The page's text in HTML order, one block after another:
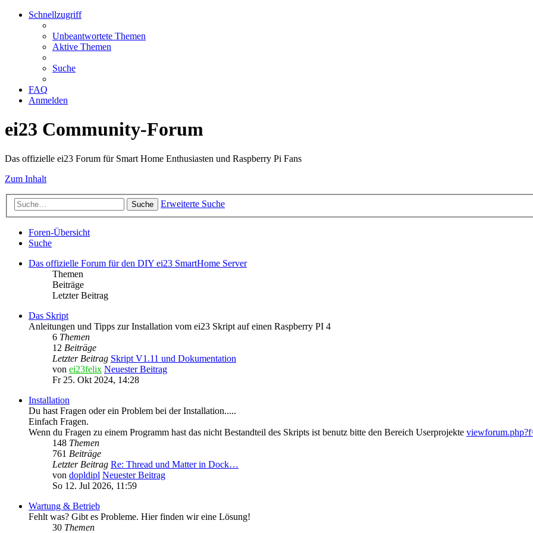
Schnellzugriff
Unbeantwortete Themen
Aktive Themen
Suche
FAQ
Anmelden
ei23 Community-Forum
Das offizielle ei23 Forum für Smart Home Enthusiasten und Raspberry Pi Fans
Zum Inhalt
Suche Erweiterte Suche
Foren-Übersicht
Suche
Das offizielle Forum für den DIY ei23 SmartHome Server
Themen
Beiträge
Letzter Beitrag
Das Skript
Anleitungen und Tipps zur Installation vom ei23 Skript auf einen Raspberry PI 4
6 Themen
12 Beiträge
Letzter Beitrag Skript V1.11 und Dokumentation
von ei23felix Neuester Beitrag
Fr 25. Okt 2024, 14:28
Installation
Du hast Fragen oder ein Problem bei der Installation.....
Einfach Fragen.
Wenn du Fragen zu einem Programm hast das nicht Bestandteil des Skripts ist benutz bitte den Bereich Userprojekte
148 Themen
761 Beiträge
Letzter Beitrag Re: Thread und Matter in Dock…
von dopldipl Neuester Beitrag
So 12. Jul 2026, 11:59
Wartung & Betrieb
Fehlt was? Gibt es Probleme. Hier finden wir eine Lösung!
30 Themen